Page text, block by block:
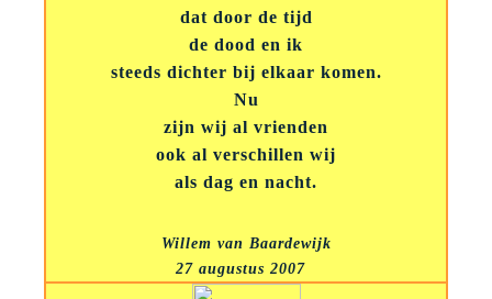
dat door de tijd
de dood en ik
steeds dichter bij elkaar komen.
Nu
zijn wij al vrienden
ook al verschillen wij
als dag en nacht.
Willem van Baardewijk
27 augustus 2007